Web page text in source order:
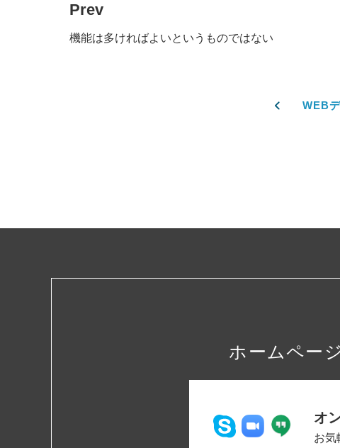
Prev
機能は多ければよいというものではない
WEB
ホームペー
オ
お気